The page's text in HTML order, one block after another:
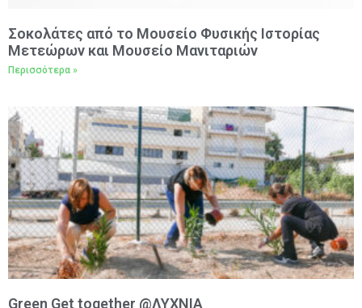
Σοκολάτες από το Μουσείο Φυσικής Ιστορίας
Μετεώρων και Μουσείο Μανιταριών
Περισσότερα »
Green Get together @ΛΥΧΝΙΑ